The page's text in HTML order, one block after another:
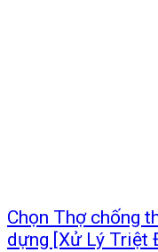
Chọn Thợ chống
dựng [Xử Lý Triệt